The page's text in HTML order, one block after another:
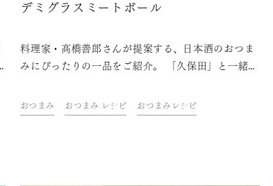
デミグラスミートボール
料理家・高橋善郎さんが提案する、日本酒のおつま
みにぴったりの一品をご紹介。 「久保田」と一緒
い。
おつまみ おつまみ レシピ おつまみレシピ